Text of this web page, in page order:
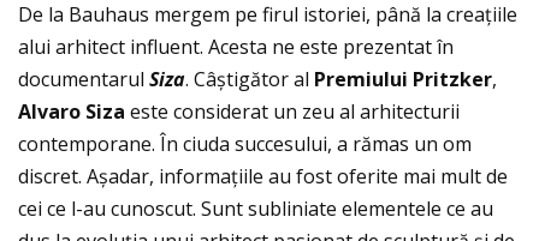
De la Bauhaus mergem pe firul istoriei, până la creaţiile
alui arhitect influent. Acesta ne este prezentat în
documentarul Siza. Câștigător al Premiului Pritzker,
Alvaro Siza este considerat un zeu al arhitecturii
contemporane. În ciuda succesului, a rămas un om
discret. Așadar, informațiile au fost oferite mai mult de
cei ce l-au cunoscut. Sunt subliniate elementele ce au